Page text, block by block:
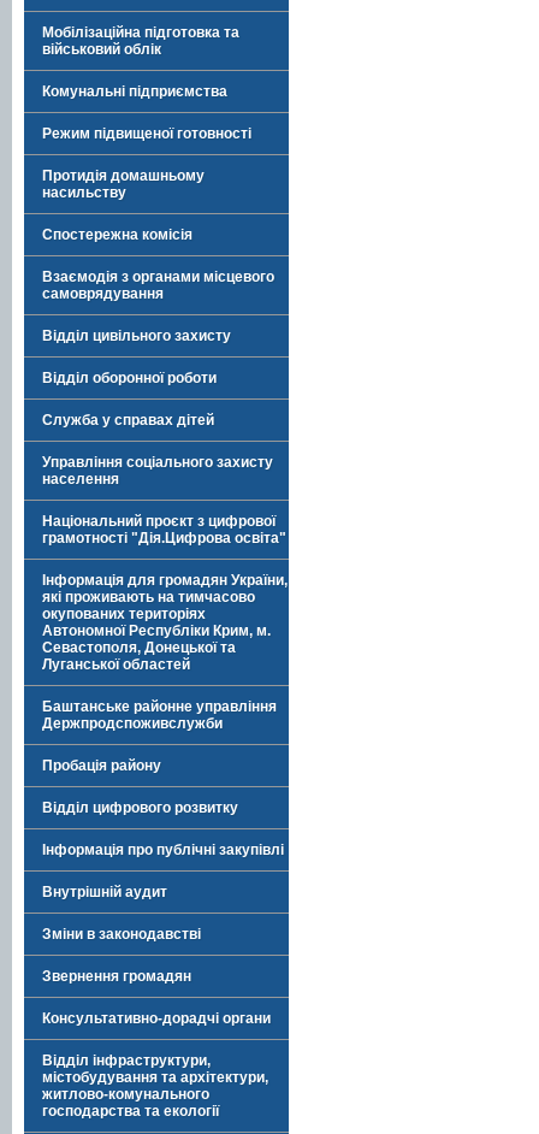
Мобілізаційна підготовка та
військовий облік
Комунальні підприємства
Режим підвищеної готовності
Протидія домашньому
насильству
Спостережна комісія
Взаємодія з органами місцевого
самоврядування
Відділ цивільного захисту
Відділ оборонної роботи
Служба у справах дітей
Управління соціального захисту
населення
Національний проєкт з цифрової
грамотності "Дія.Цифрова освіта"
Інформація для громадян України,
які проживають на тимчасово
окупованих територіях
Автономної Республіки Крим, м.
Севастополя, Донецької та
Луганської областей
Баштанське районне управління
Держпродспоживслужби
Пробація району
Відділ цифрового розвитку
Інформація про публічні закупівлі
Внутрішній аудит
Зміни в законодавстві
Звернення громадян
Консультативно-дорадчі органи
Відділ інфраструктури,
містобудування та архітектури,
житлово-комунального
господарства та екології